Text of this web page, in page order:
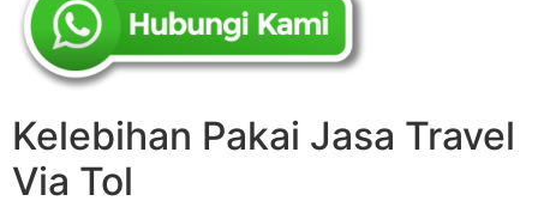
Kelebihan Pakai Jasa Travel
Via Tol